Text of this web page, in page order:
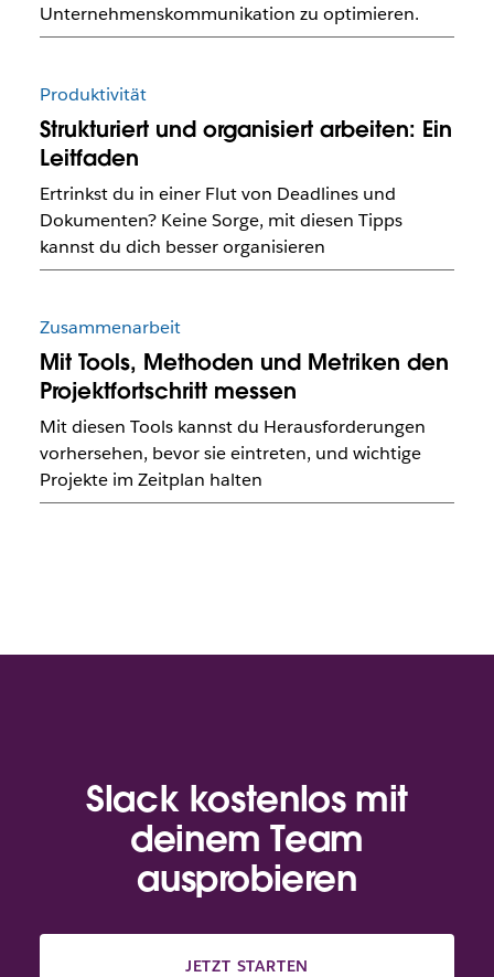
Unternehmenskommunikation zu optimieren.
Produktivität
Strukturiert und organisiert arbeiten: Ein
Leitfaden
Ertrinkst du in einer Flut von Deadlines und
Dokumenten? Keine Sorge, mit diesen Tipps
kannst du dich besser organisieren
Zusammenarbeit
Mit Tools, Methoden und Metriken den
Projektfortschritt messen
Mit diesen Tools kannst du Herausforderungen
vorhersehen, bevor sie eintreten, und wichtige
Projekte im Zeitplan halten
Slack kostenlos mit
deinem Team
ausprobieren
JETZT STARTEN